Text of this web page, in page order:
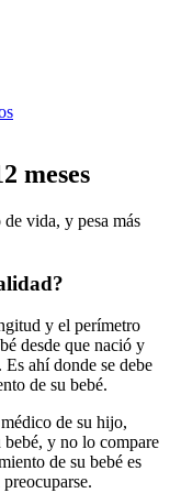
meses
vida, y pesa más
y el perímetro
desde que nació y
. Es ahí donde se debe
de su bebé.
de su hijo,
y no lo compare
de su bebé es